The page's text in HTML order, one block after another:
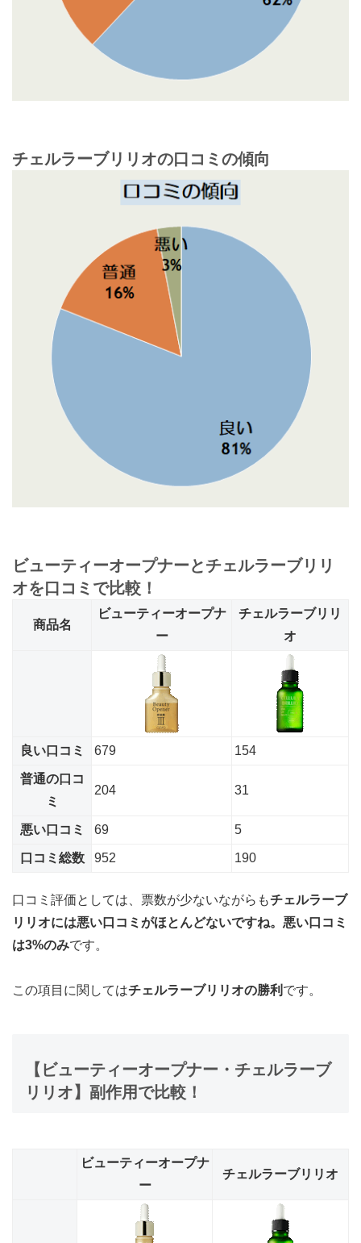
チェルラーブリリオの口コミの傾向
ビューティーオープナーとチェルラーブリリ
オを口コミで比較！
商品名
ビューティーオープナ
ー
チェルラーブリリ
オ
良い口コミ 679 154
普通の口コ
ミ
204 31
悪い口コミ 69 5
口コミ総数 952 190
口コミ評価としては、票数が少ないながらもチェルラーブ
リリオには悪い口コミがほとんどないですね。悪い口コミ
は3%のみです。
この項目に関してはチェルラーブリリオの勝利 です。
【ビューティーオープナー・チェルラーブ
リリオ】副作用で比較！
ビューティーオープナ
ー
チェルラーブリリオ